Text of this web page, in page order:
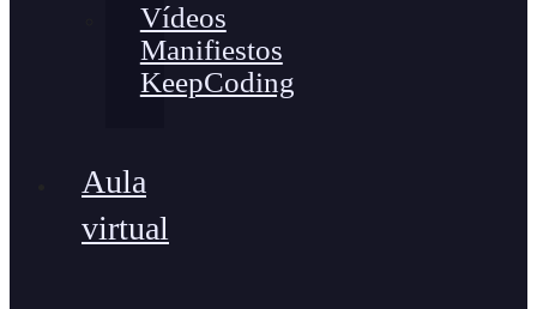
Vídeos
Manifiestos
KeepCoding
Aula
virtual